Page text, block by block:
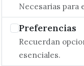
Necesarias para
Preferencias
Recuerdan
esenciales.